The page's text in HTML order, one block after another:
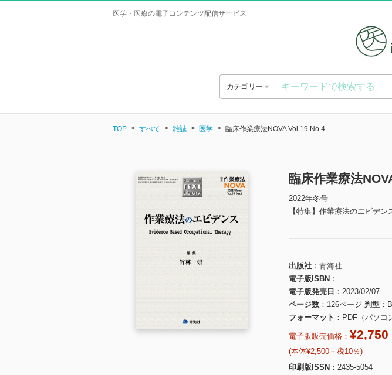
医学・医療の電子コンテンツ配信サービス
カテゴリー
TOP すべて 雑誌 医学 臨床作業療法NOVA Vol.19 No.4
臨床作業療法
2022年冬号
【特集】作業療法のエビデン
出版社
青海社
電子版ISBN
電子版発売日
2023/02/07
ページ数
126ページ 判型
フォーマット
PDF（パソコ
電子版販売価格： ¥2,750
(本体¥2,500＋税10％)
印刷版ISSN
2435-5054